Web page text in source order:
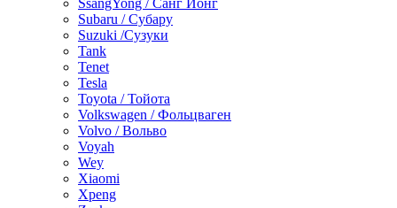
SsangYong / Санг Йонг
Subaru / Субару
Suzuki /Сузуки
Tank
Tenet
Tesla
Toyota / Тойота
Volkswagen / Фольцваген
Volvo / Вольво
Voyah
Wey
Xiaomi
Xpeng